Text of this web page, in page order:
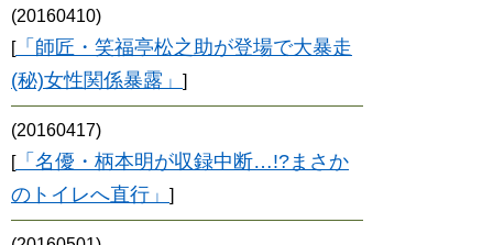
(20160410)
[「師匠・笑福亭松之助が登場で大暴走
(秘)女性関係暴露」 ]
(20160417)
[「名優・柄本明が収録中断…!?まさか
のトイレへ直行」 ]